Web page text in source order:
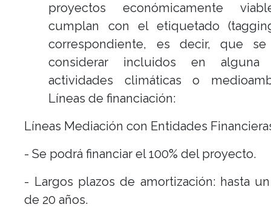
proyectos económicamente
cumplan con el etiquetado
correspondiente, es decir, que se
considerar incluidos en
actividades climáticas o
Líneas de financiación:
Líneas Mediación con Entidades
- Se podrá financiar el 100% del proyecto.
- Largos plazos de amortización: hasta
de 20 años.